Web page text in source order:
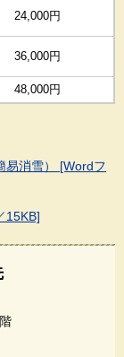
24,000円
36,000円
48,000円
易消雪） [Wordフ
15KB]